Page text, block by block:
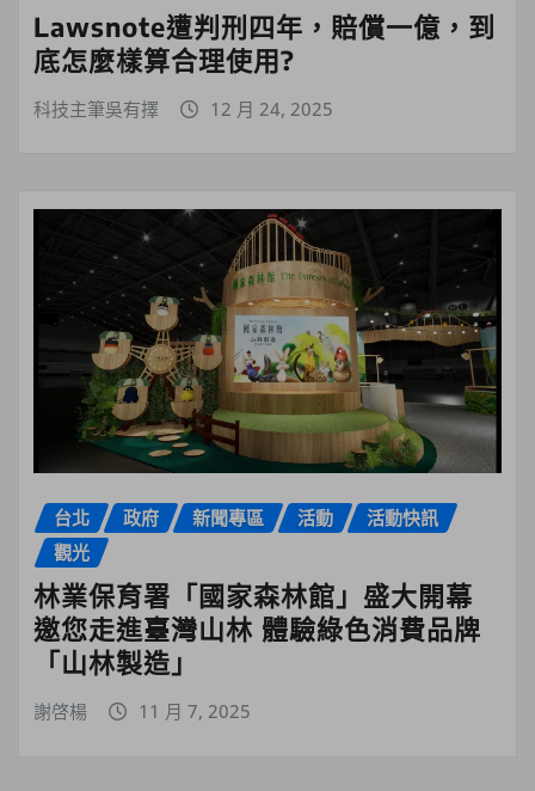
Lawsnote遭判刑四年，賠償一億，到
底怎麼樣算合理使用?
科技主筆吳有擇 12 月 24, 2025
台北 政府 新聞專區 活動
活動快訊
觀光
林業保育署「國家森林館」盛大開幕
邀您走進臺灣山林 體驗綠色消費品牌
「山林製造」
謝啓楊 11 月 7, 2025